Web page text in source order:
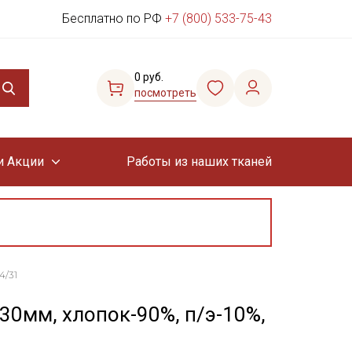
Бесплатно по РФ +7 (800) 533-75-43
0 руб.
посмотреть
Акции Работы из наших тканей
31
хлопок-90%, п/э-10%,